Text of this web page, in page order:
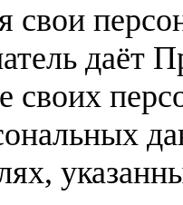
свои
даёт
своих